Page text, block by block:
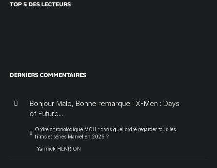
TOP 5 DES LECTEURS
DERNIERS COMMENTAIRES
Bonjour Malo, Bonne remarque ! X-Men : Days
of Future...
Ordre chronologique MCU : dans quel ordre regarder tous les
films et séries Marvel en 2026 ?
Yannick HENRION